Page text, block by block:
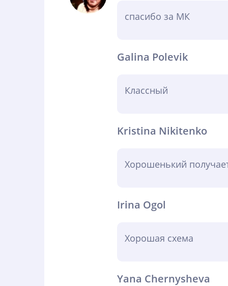
спасибо за МК
Galina Polevik
Классный
Kristina Nikitenko
Хорошенький
Irina Ogol
Хорошая схема
Yana Chernysheva